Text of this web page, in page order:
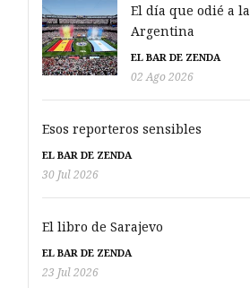
El día que odié a la
Argentina
EL BAR DE ZENDA
02 Ago 2026
Esos reporteros sensibles
EL BAR DE ZENDA
30 Jul 2026
El libro de Sarajevo
EL BAR DE ZENDA
23 Jul 2026